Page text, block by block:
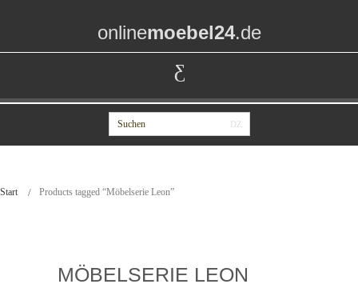
onlinemoebel24.de
Start Products tagged “Möbelserie Leon”
MÖBELSERIE LEON